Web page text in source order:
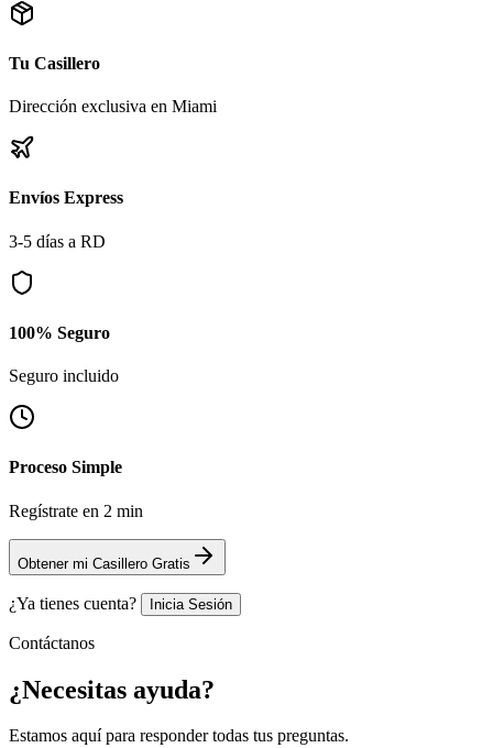
Tu Casillero
Dirección exclusiva en Miami
Envíos Express
3-5 días a RD
100% Seguro
Seguro incluido
Proceso Simple
Regístrate en 2 min
Obtener mi Casillero Gratis
¿Ya tienes cuenta? Inicia Sesión
Contáctanos
¿Necesitas ayuda?
Estamos aquí para responder todas tus preguntas.